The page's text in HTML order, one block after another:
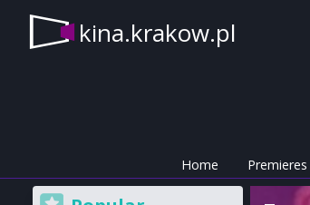
kina.krakow.pl
Home Premieres